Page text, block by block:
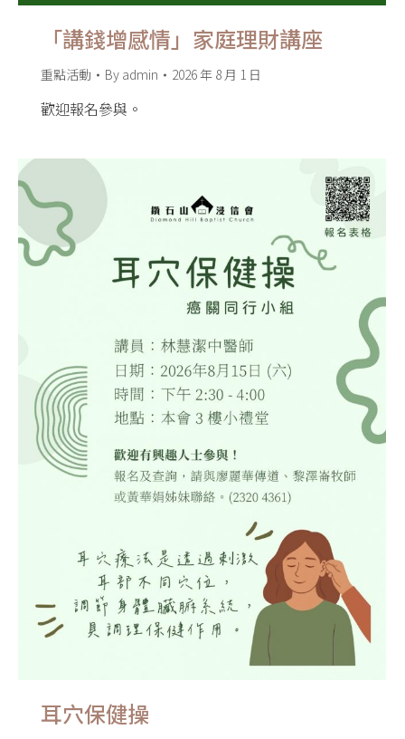
「講錢增感情」家庭理財講座
重點活動 By admin 2026 年 8 月 1 日
歡迎報名參與。
耳穴保健操